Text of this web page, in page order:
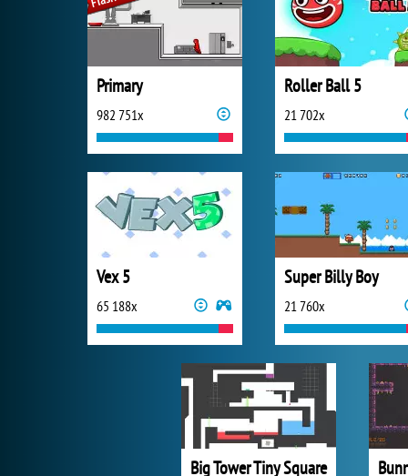
Primary
982 751x
Roller Ball 5
21 702x
Vex 5
65 188x
Super Billy Boy
21 760x
Big Tower Tiny Square